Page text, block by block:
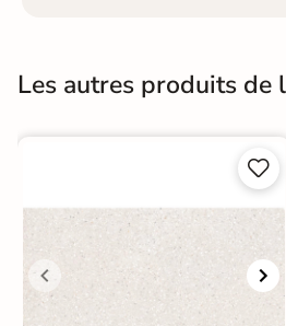
Les autres produits de

